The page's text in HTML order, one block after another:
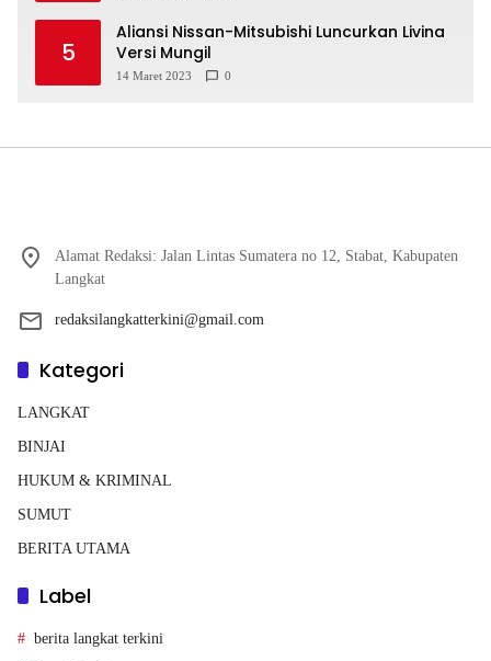
5
Aliansi Nissan-Mitsubishi Luncurkan Livina
Versi Mungil
14 Maret 2023 0
Alamat Redaksi: Jalan Lintas Sumatera no 12, Stabat, Kabupaten
Langkat
redaksilangkatterkini@gmail.com
Kategori
LANGKAT
BINJAI
HUKUM & KRIMINAL
SUMUT
BERITA UTAMA
Label
berita langkat terkini